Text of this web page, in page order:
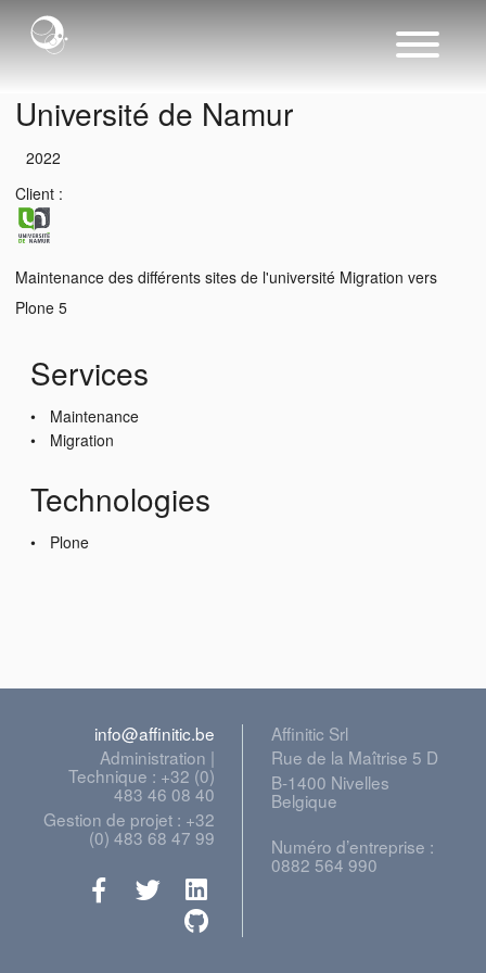
Université de Namur
2022
Client :
Maintenance des différents sites de l'université Migration vers
Plone 5
Services
Maintenance
Migration
Technologies
Plone
info@affinitic.be
Administration |
Technique : +32 (0)
483 46 08 40
Gestion de projet : +32
(0) 483 68 47 99
Affinitic Srl
Rue de la Maîtrise 5 D
B-1400 Nivelles
Belgique
Numéro d’entreprise :
0882 564 990